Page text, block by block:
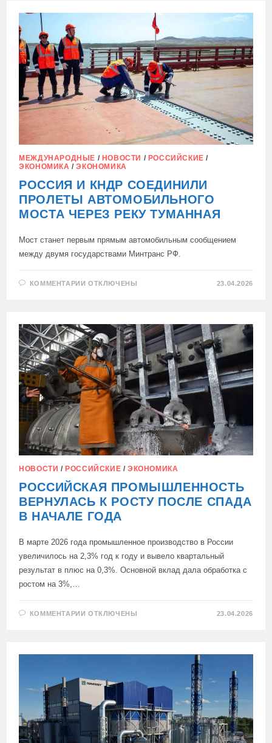
РЦНК
МЕЖДУНАРОДНЫЕ / НОВОСТИ / РОССИЙСКИЕ /
ЭКОНОМИКА /ЭКОНОМИКА
РОССИЯ И КНДР СОЕДИНИЛИ
ПРОЛЕТЫ АВТОМОБИЛЬНОГО
МОСТА ЧЕРЕЗ РЕКУ ТУМАННАЯ
Мост станет первым прямым автомобильным сообщением
между двумя государствами Минтранс РФ.
КОММЕНТАРИИ К
СОЕДИНИЛИ
ПРОЛЕТЫ
АВТОМОБИЛЬНОГО
МОСТА
ЧЕРЕЗ
РЕКУ
ТУМАННАЯ
ОТКЛЮЧЕНЫ 23.04.2026
НОВОСТИ / РОССИЙСКИЕ /ЭКОНОМИКА
РОССИЙСКАЯ ПРОМЫШЛЕННОСТЬ
ВЕРНУЛАСЬ К РОСТУ ПОСЛЕ СПАДА
В НАЧАЛЕ ГОДА
В марте 2026 года промышленное производство в России
увеличилось на 2,3% год к году и вывело квартальный
результат в плюс на 0,3%. Основной вклад дала обработка с
ростом на 3%,…
КОММЕНТАРИИ К
К
СПАДА
В
ГОДА
ОТКЛЮЧЕНЫ 23.04.2026